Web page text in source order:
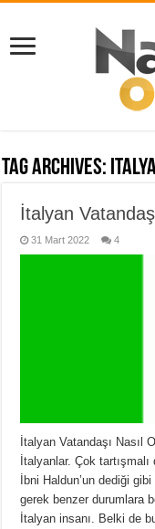
Tag Archives:
İtalyan
31 Mart 2022 4
İtalyan Vatandaşı Nasıl
İtalyanlar. Çok
İbni Haldun’un dediği
gerek benzer durumlara
İtalyan insanı. Belki de